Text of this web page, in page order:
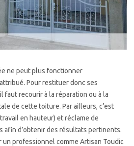
ne peut plus fonctionner
Pour restituer donc ses
faut recourir à la réparation ou à la
de cette toiture. Par ailleurs, c’est
en hauteur) et réclame de
afin d’obtenir des résultats pertinents.
professionnel comme Artisan Toudic